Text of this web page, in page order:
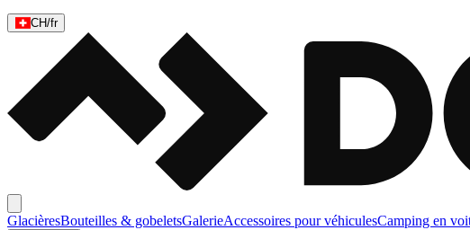
CH/fr
GlacièresBouteilles & gobeletsGalerieAccessoires pour véhiculesCamping en